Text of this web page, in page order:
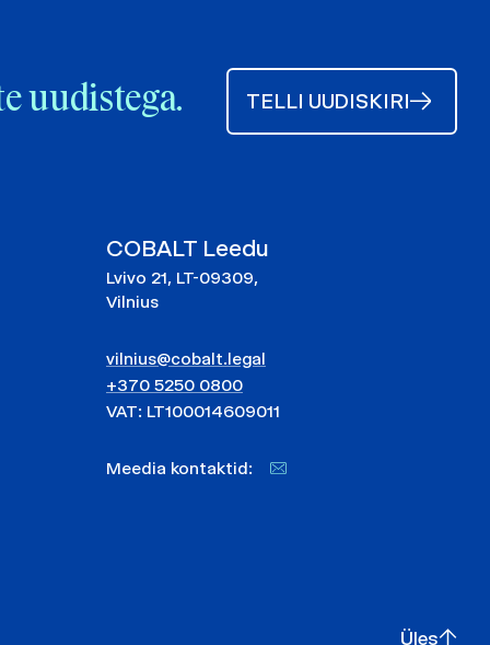
uudistega. TELLI UUDISKIRI
COBALT Leedu
Lvivo 21, LT-09309,
Vilnius
vilnius@cobalt.legal
+370 5250 0800
VAT: LT100014609011
Meedia kontaktid:
Üles